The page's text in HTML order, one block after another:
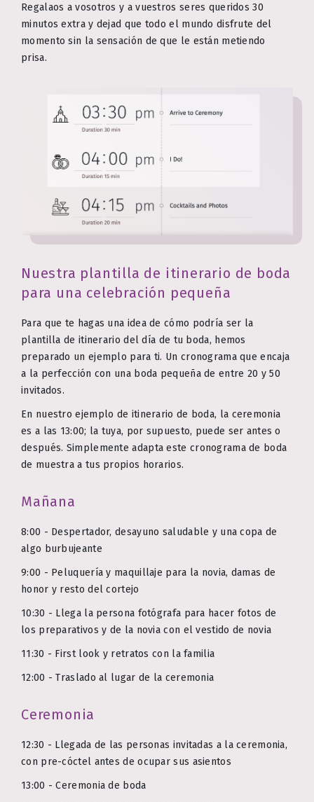
Regalaos a vosotros y a vuestros seres queridos 30
minutos extra y dejad que todo el mundo disfrute del
momento sin la sensación de que le están metiendo
prisa.
Nuestra plantilla de itinerario de boda
para una celebración pequeña
Para que te hagas una idea de cómo podría ser la
plantilla de itinerario del día de tu boda, hemos
preparado un ejemplo para ti. Un cronograma que encaja
a la perfección con una boda pequeña de entre 20 y 50
invitados.
En nuestro ejemplo de itinerario de boda, la ceremonia
es a las 13:00; la tuya, por supuesto, puede ser antes o
después. Simplemente adapta este cronograma de boda
de muestra a tus propios horarios.
Mañana
8:00 - Despertador, desayuno saludable y una copa de
algo burbujeante
9:00 - Peluquería y maquillaje para la novia, damas de
honor y resto del cortejo
10:30 - Llega la persona fotógrafa para hacer fotos de
los preparativos y de la novia con el vestido de novia
11:30 - First look y retratos con la familia
12:00 - Traslado al lugar de la ceremonia
Ceremonia
12:30 - Llegada de las personas invitadas a la ceremonia,
con pre-cóctel antes de ocupar sus asientos
13:00 - Ceremonia de boda